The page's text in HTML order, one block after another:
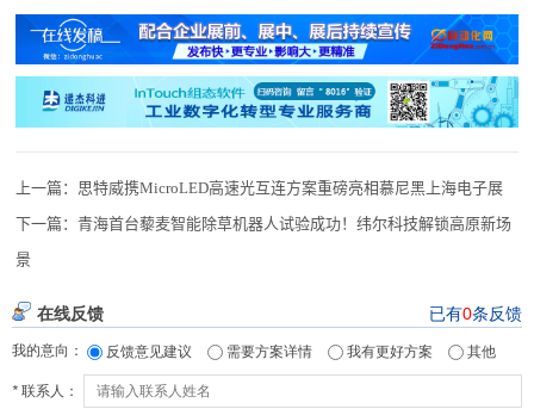
上一篇： 思特威携MicroLED高速光互连方案重磅亮相慕尼黑上海电子展
下一篇：青海首台藜麦智能除草机器人试验成功！纬尔科技解锁高原新场
景